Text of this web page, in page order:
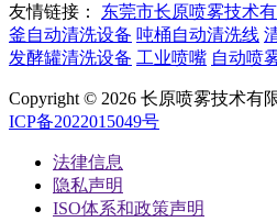
友情链接： 东莞市长原喷雾技术
釜自动清洗设备 吨桶自动清洗线
发酵罐清洗设备 工业喷嘴 自动喷
Copyright © 2026 长原喷雾技术有
ICP备2022015049号
法律信息
隐私声明
ISO体系和政策声明